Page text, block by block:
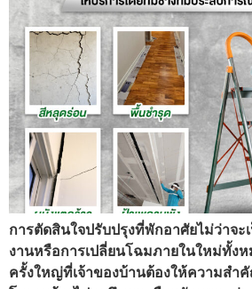
การตัดสินใจปรับปรุงที่พักอาศัยไม่ว่าจ
งานหรือการเปลี่ยนโฉมภายในใหม่ทั้ง
ครั้งใหญ่ที่เจ้าของบ้านต้องให้ความสำ